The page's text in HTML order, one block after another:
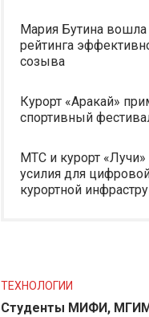
Мария Бутина
рейтинга
созыва
Курорт «Аракай»
спортивный
МТС и курорт
усилия для
курортной
ТЕХНОЛОГИИ
Студенты МИФИ,